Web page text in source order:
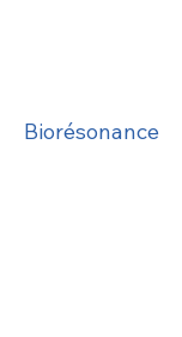
Biorésonance